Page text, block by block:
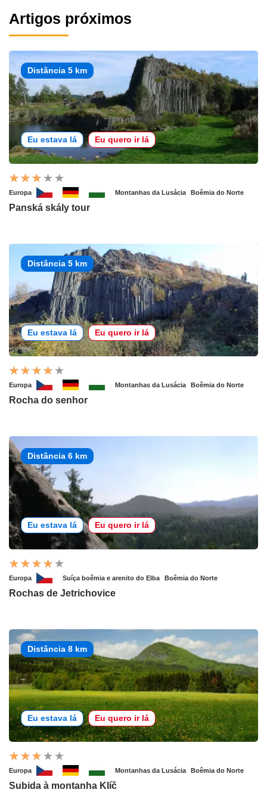
Artigos próximos
Distância 5 km
Eu estava lá Eu quero ir lá
Europa Montanhas da Lusácia Boêmia do Norte
Panská skály tour
Distância 5 km
Eu estava lá Eu quero ir lá
Europa Montanhas da Lusácia Boêmia do Norte
Rocha do senhor
Distância 6 km
Eu estava lá Eu quero ir lá
Europa Suíça boêmia e arenito do Elba Boêmia do Norte
Rochas de Jetrichovice
Distância 8 km
Eu estava lá Eu quero ir lá
Europa Montanhas da Lusácia Boêmia do Norte
Subida à montanha Klíč